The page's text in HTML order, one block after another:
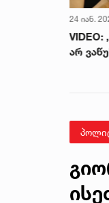
24 იან.
არ